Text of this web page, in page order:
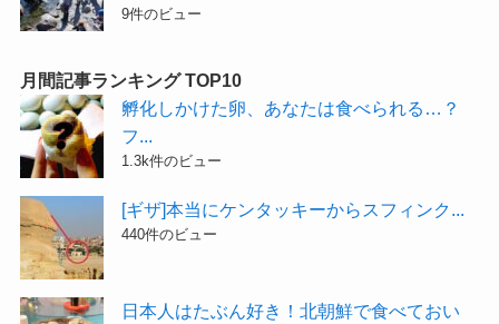
9件のビュー
月間記事ランキング TOP10
孵化しかけた卵、あなたは食べられる…？
フ...
1.3k件のビュー
[ギザ]本当にケンタッキーからスフィンク...
440件のビュー
日本人はたぶん好き！北朝鮮で食べておい